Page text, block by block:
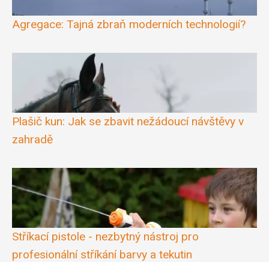
Agregace: Tajná zbraň moderních technologií?
Plašič kun: Jak se zbavit nežádoucí návštěvy v
zahradě
Stříkací pistole - nezbytný nástroj pro
profesionální stříkání barvy a tekutin